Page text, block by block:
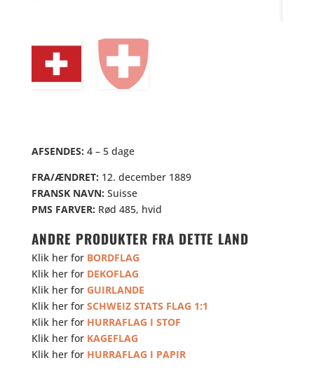
AFSENDES: 4 – 5 dage
FRA/ÆNDRET: 12. december 1889
FRANSK NAVN: Suisse
PMS FARVER: Rød 485, hvid
ANDRE PRODUKTER FRA DETTE LAND
Klik her for BORDFLAG
Klik her for DEKOFLAG
Klik her for GUIRLANDE
Klik her for SCHWEIZ STATS FLAG 1:1
Klik her for HURRAFLAG I STOF
Klik her for KAGEFLAG
Klik her for HURRAFLAG I PAPIR